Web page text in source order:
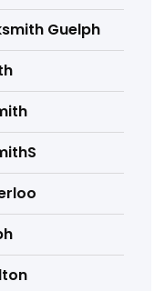
Guelph